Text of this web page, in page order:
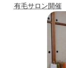
有毛サロン開催